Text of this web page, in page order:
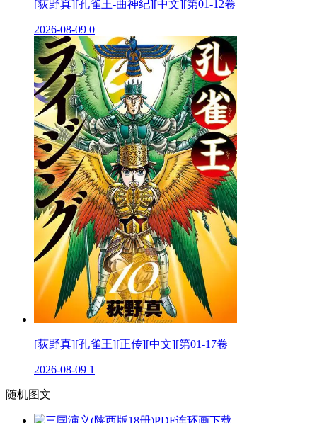
[荻野真][孔雀王-曲神纪][中文][第01-12卷
2026-08-09 0
[荻野真][孔雀王][正传][中文][第01-17卷
2026-08-09 1
随机图文